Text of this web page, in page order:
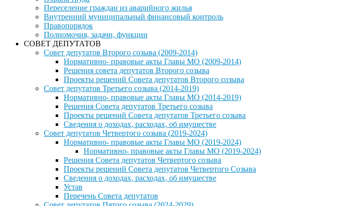
Переселение граждан из аварийного жилья
Внутренний муниципальный финансовый контроль
Правопорядок
Полномочия, задачи, функции
СОВЕТ ДЕПУТАТОВ
Совет депутатов Второго созыва (2009-2014)
Нормативно- правовые акты Главы МО (2009-2014)
Решения совета депутатов Второго созыва
Проекты решений Совета депутатов Второго созыва
Совет депутатов Третьего созыва (2014-2019)
Нормативно- правовые акты Главы МО (2014-2019)
Решения Совета депутатов Третьего созыва
Проекты решений Совета депутатов Третьего созыва
Сведения о доходах, расходах, об имуществе
Совет депутатов Четвертого созыва (2019-2024)
Нормативно- правовые акты Главы МО (2019-2024)
Нормативно- правовые акты Главы МО (2019-2024)
Решения Совета депутатов Четвертого созыва
Проекты решений Совета депутатов Четвертого Созыва
Сведения о доходах, расходах, об имуществе
Устав
Перечень Совета депутатов